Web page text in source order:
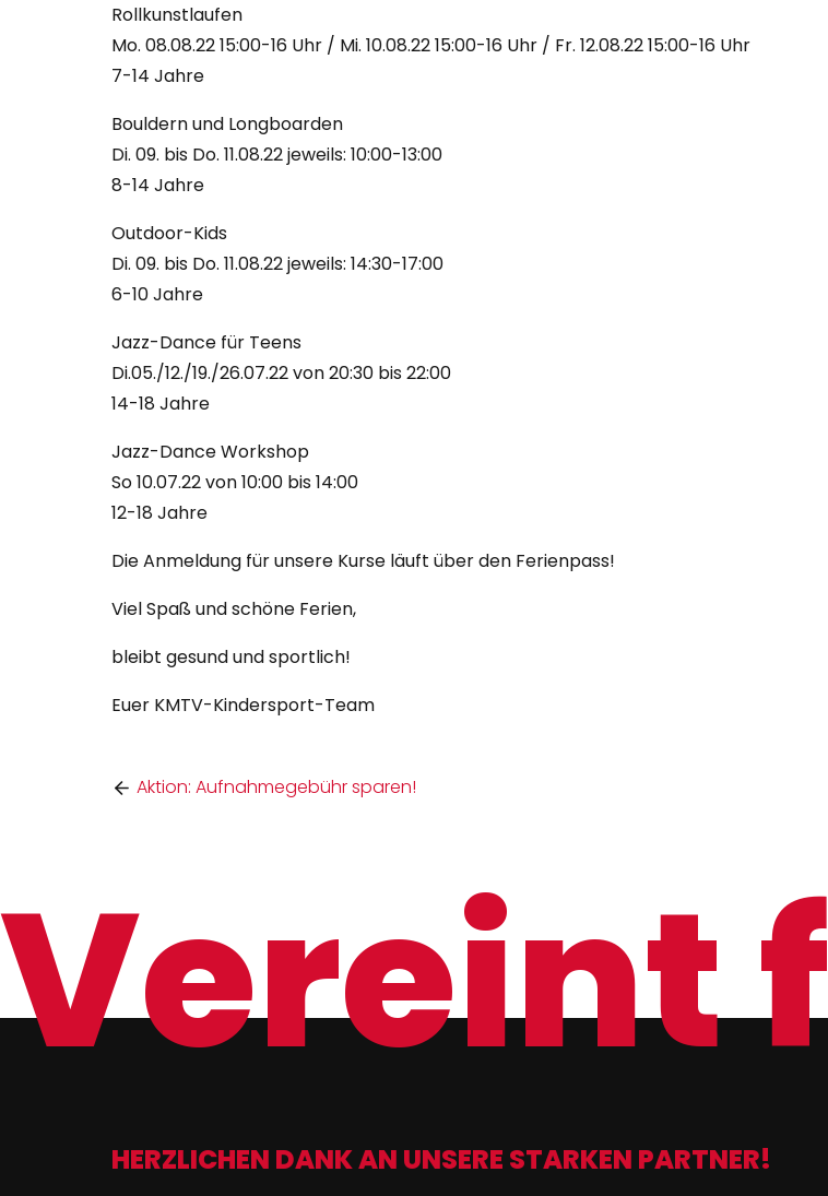
Rollkunstlaufen
Mo. 08.08.22 15:00-16 Uhr / Mi. 10.08.22 15:00-16 Uhr / Fr. 12.08.22 15:00-16 Uhr
7-14 Jahre
Bouldern und Longboarden
Di. 09. bis Do. 11.08.22 jeweils: 10:00-13:00
8-14 Jahre
Outdoor-Kids
Di. 09. bis Do. 11.08.22 jeweils: 14:30-17:00
6-10 Jahre
Jazz-Dance für Teens
Di.05./12./19./26.07.22 von 20:30 bis 22:00
14-18 Jahre
Jazz-Dance Workshop
So 10.07.22 von 10:00 bis 14:00
12-18 Jahre
Die Anmeldung für unsere Kurse läuft über den Ferienpass!
Viel Spaß und schöne Ferien,
bleibt gesund und sportlich!
Euer KMTV-Kindersport-Team
Aktion: Aufnahmegebühr sparen!
Vereint
HERZLICHEN DANK AN UNSERE STARKEN PARTNER!